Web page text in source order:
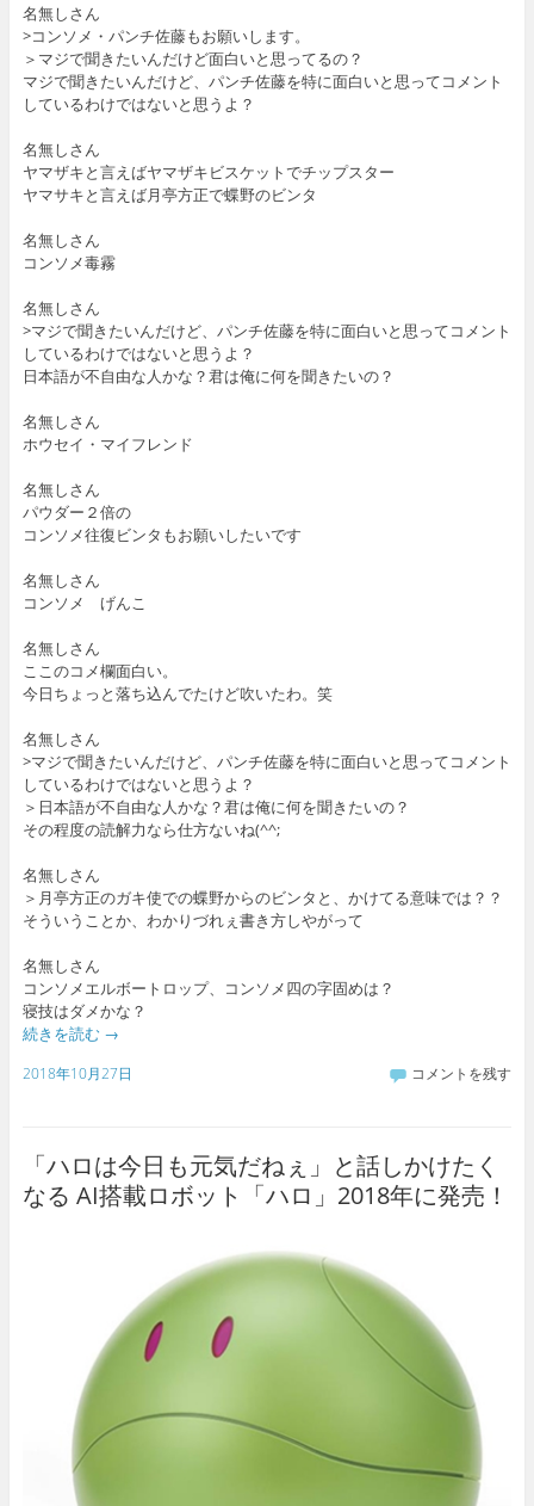
名無しさん
>コンソメ・パンチ佐藤もお願いします。
＞マジで聞きたいんだけど面白いと思ってるの？
マジで聞きたいんだけど、パンチ佐藤を特に面白いと思ってコメント
しているわけではないと思うよ？
名無しさん
ヤマザキと言えばヤマザキビスケットでチップスター
ヤマサキと言えば月亭方正で蝶野のビンタ
名無しさん
コンソメ毒霧
名無しさん
>マジで聞きたいんだけど、パンチ佐藤を特に面白いと思ってコメント
しているわけではないと思うよ？
日本語が不自由な人かな？君は俺に何を聞きたいの？
名無しさん
ホウセイ・マイフレンド
名無しさん
パウダー２倍の
コンソメ往復ビンタもお願いしたいです
名無しさん
コンソメ げんこ
名無しさん
ここのコメ欄面白い。
今日ちょっと落ち込んでたけど吹いたわ。笑
名無しさん
>マジで聞きたいんだけど、パンチ佐藤を特に面白いと思ってコメント
しているわけではないと思うよ？
＞日本語が不自由な人かな？君は俺に何を聞きたいの？
その程度の読解力なら仕方ないね(^^;
名無しさん
＞月亭方正のガキ使での蝶野からのビンタと、かけてる意味では？？
そういうことか、わかりづれぇ書き方しやがって
名無しさん
コンソメエルボートロップ、コンソメ四の字固めは？
寝技はダメかな？
続きを読む →
2018年10月27日 コメントを残す
「ハロは今日も元気だねぇ」と話しかけたく
なる AI搭載ロボット「ハロ」2018年に発売！